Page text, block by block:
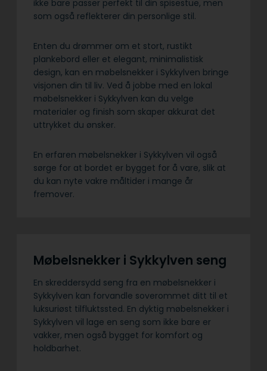
ikke bare passer perfekt til din spisestue, men
som også reflekterer din personlige stil.
Enten du drømmer om et stort, rustikt
plankebord eller et elegant, minimalistisk
design, kan en møbelsnekker i Sykkylven bringe
visjonen din til liv. Ved å jobbe med en lokal
møbelsnekker i Sykkylven kan du velge
materialer og finish som skaper akkurat det
uttrykket du ønsker.
En erfaren møbelsnekker i Sykkylven vil også
sørge for at bordet er bygget for å vare, slik at
du kan nyte vakre måltider i mange år
fremover.
Møbelsnekker i Sykkylven seng
En skreddersydd seng fra en møbelsnekker i
Sykkylven kan forvandle soverommet ditt til et
luksuriøst tilfluktssted. En dyktig møbelsnekker i
Sykkylven vil lage en seng som ikke bare er
vakker, men også bygget for komfort og
holdbarhet.